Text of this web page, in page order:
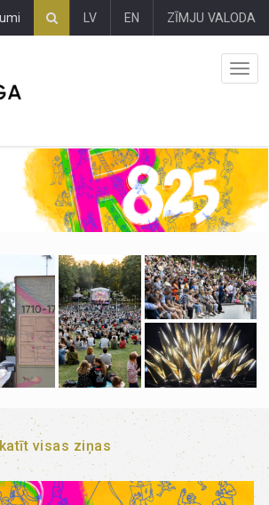
LV EN ZĪMJU VALODA
visas ziņas